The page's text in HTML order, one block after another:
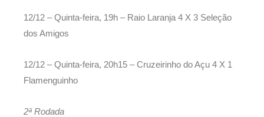
12/12 – Quinta-feira, 19h – Raio Laranja 4 X 3 Seleção
dos Amigos
12/12 – Quinta-feira, 20h15 – Cruzeirinho do Açu 4 X 1
Flamenguinho
2ª Rodada